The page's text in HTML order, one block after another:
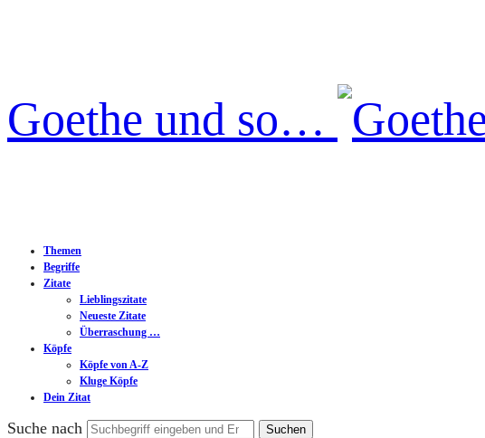
Goethe und so…
Themen
Begriffe
Zitate
Lieblingszitate
Neueste Zitate
Überraschung …
Köpfe
Köpfe von A-Z
Kluge Köpfe
Dein Zitat
Suche nach